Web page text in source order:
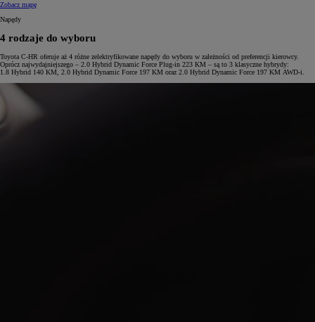
Zobacz mapę
Napędy
4 rodzaje do wyboru
Toyota C-HR oferuje aż 4 różne zelektryfikowane napędy do wyboru w zależności od preferencji kierowcy.
Oprócz najwydajniejszego – 2.0 Hybrid Dynamic Force Plug-in 223 KM – są to 3 klasyczne hybrydy:
1.8 Hybrid 140 KM, 2.0 Hybrid Dynamic Force 197 KM oraz 2.0 Hybrid Dynamic Force 197 KM AWD-i.